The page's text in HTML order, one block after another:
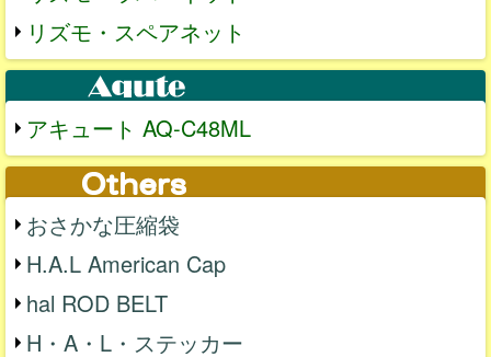
リズモ・スペアネット
アキュート AQ-C48ML
おさかな圧縮袋
H.A.L American Cap
hal ROD BELT
H・A・L・ステッカー